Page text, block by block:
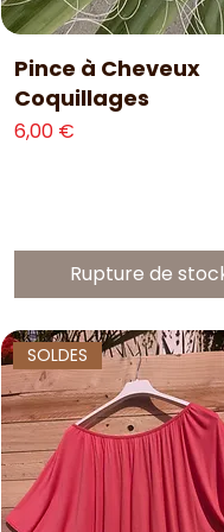
Aperçu rapide
Pince à Cheveux
Coquillages
Prix
6,00 €
Rupture de
SOLDES